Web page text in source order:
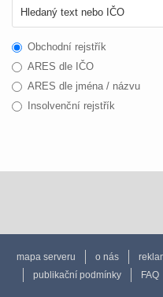
Obchodní rejstřík
ARES dle IČO
ARES dle jména / názvu
Insolvenční rejstřík
mapa serveru o nás
publikační podmínky
FAQ